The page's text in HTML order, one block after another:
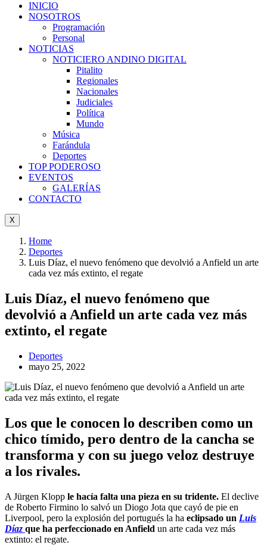
INICIO
NOSOTROS
Programación
Personal
NOTICIAS
NOTICIERO ANDINO DIGITAL
Pitalito
Regionales
Nacionales
Judiciales
Política
Mundo
Música
Farándula
Deportes
TOP PODEROSO
EVENTOS
GALERÍAS
CONTACTO
X
Home
Deportes
Luis Díaz, el nuevo fenómeno que devolvió a Anfield un arte
cada vez más extinto, el regate
Luis Díaz, el nuevo fenómeno que
devolvió a Anfield un arte cada vez más
extinto, el regate
Deportes
mayo 25, 2022
Los que le conocen lo describen como un
chico tímido, pero dentro de la cancha se
transforma y con su juego veloz destruye
a los rivales.
A Jürgen Klopp le hacía falta una pieza en su tridente. El declive
de Roberto Firmino lo salvó un Diogo Jota que cayó de pie en
Liverpool, pero la explosión del portugués la ha eclipsado un Luis
Díaz que ha perfeccionado en Anfield un arte cada vez más
extinto: el regate.